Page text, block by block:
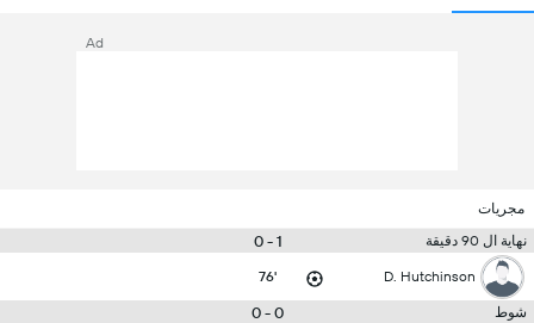
Ad
مجريات
نهاية ال 90 دقيقة
1 - 0
D. Hutchinson
76'
شوط 0 - 0